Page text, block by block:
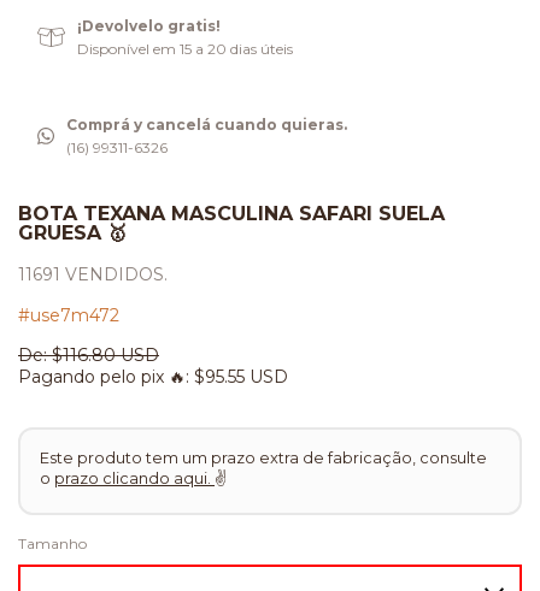
¡Devolvelo gratis!
Disponível em 15 a 20 dias úteis
Comprá y cancelá cuando quieras.
(16) 99311-6326
BOTA TEXANA MASCULINA SAFARI SUELA
GRUESA 🥇
11691 VENDIDOS.
#use7m472
De:$116.80 USD
Pagando pelo pix 🔥: $95.55 USD
Este produto tem um prazo extra de fabricação, consulte
o prazo clicando aqui. ✌
Tamanho